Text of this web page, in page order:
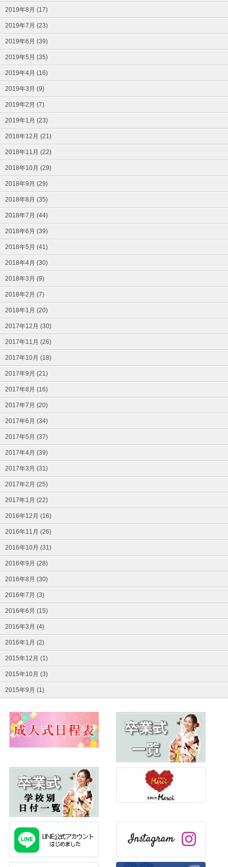
2019年8月 (17)
2019年7月 (23)
2019年6月 (39)
2019年5月 (35)
2019年4月 (16)
2019年3月 (9)
2019年2月 (7)
2019年1月 (23)
2018年12月 (21)
2018年11月 (22)
2018年10月 (29)
2018年9月 (29)
2018年8月 (35)
2018年7月 (44)
2018年6月 (39)
2018年5月 (41)
2018年4月 (30)
2018年3月 (9)
2018年2月 (7)
2018年1月 (20)
2017年12月 (30)
2017年11月 (26)
2017年10月 (18)
2017年9月 (21)
2017年8月 (16)
2017年7月 (20)
2017年6月 (34)
2017年5月 (37)
2017年4月 (39)
2017年3月 (31)
2017年2月 (25)
2017年1月 (22)
2016年12月 (16)
2016年11月 (26)
2016年10月 (31)
2016年9月 (28)
2016年8月 (30)
2016年7月 (3)
2016年6月 (15)
2016年3月 (4)
2016年1月 (2)
2015年12月 (1)
2015年10月 (3)
2015年9月 (1)